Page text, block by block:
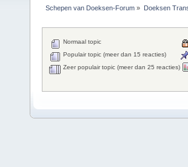
Schepen van Doeksen-Forum » Doeksen
Normaal topic
Populair topic (meer dan 15 reacties)
Zeer populair topic (meer dan 25 reacties)